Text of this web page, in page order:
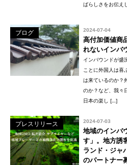
ばらしさをお伝え
ブログ 2024-07-04
高付加価値
れないインバ
インバウンドが盛
ことに外国人は喜
は来ているのか？
のか？など、我々
日本の楽し […]
プレスリリース 2024-07-03
地域のインバ
す」。地方誘
ランド・ジャ
のパートナー